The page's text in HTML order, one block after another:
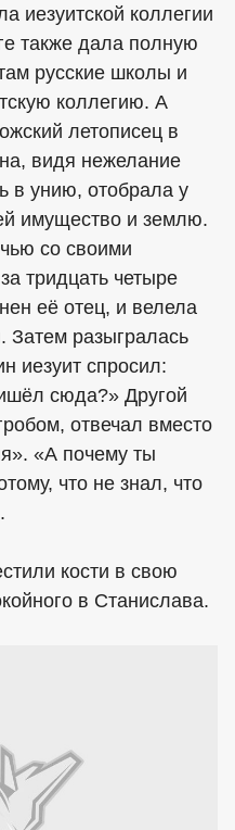
иезуитской коллегии
также дала полную
русские школы и
коллегию. А
летописец в
видя нежелание
в унию, отобрала у
имущество и землю.
со своими
тридцать четыре
её отец, и велела
Затем разыгралась
иезуит спросил:
сюда?» Другой
отвечал вместо
«А почему ты
что не знал, что
кости в свою
в Станислава.